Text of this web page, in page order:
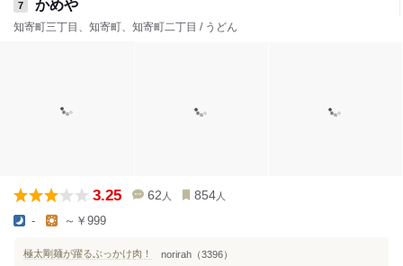
7 かめや
知寄町三丁目、知寄町、知寄町二丁目 / うどん
3.25 62 人 854 人
- ～￥999
極太剛麺が躍るぶっかけ肉！ norirah（3396）